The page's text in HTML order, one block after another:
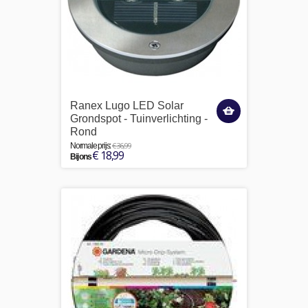
Ranex Lugo LED Solar
Grondspot - Tuinverlichting -
Rond
Normale prijs:€ 36,99
Bij ons€ 18,99